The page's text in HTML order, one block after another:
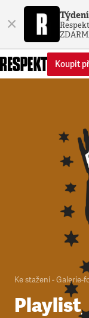
×
Koupit
Ke stažení - Galerie-